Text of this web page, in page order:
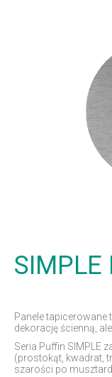
Panele tapicerowane
dekorację ścienną,
Seria Puffin SIMPLE
(prostokąt, kwadrat,
szarości po